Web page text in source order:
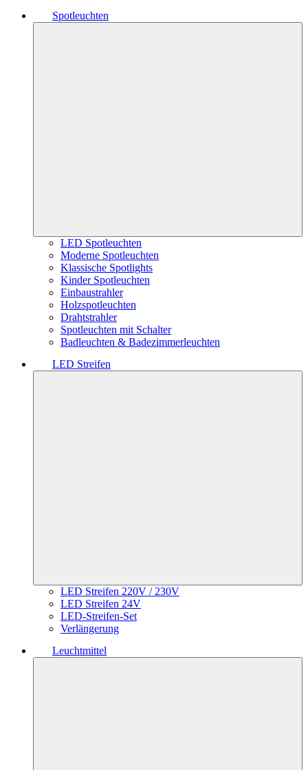
Spotleuchten
LED Spotleuchten
Moderne Spotleuchten
Klassische Spotlights
Kinder Spotleuchten
Einbaustrahler
Holzspotleuchten
Drahtstrahler
Spotleuchten mit Schalter
Badleuchten & Badezimmerleuchten
LED Streifen
LED Streifen 220V / 230V
LED Streifen 24V
LED-Streifen-Set
Verlängerung
Leuchtmittel